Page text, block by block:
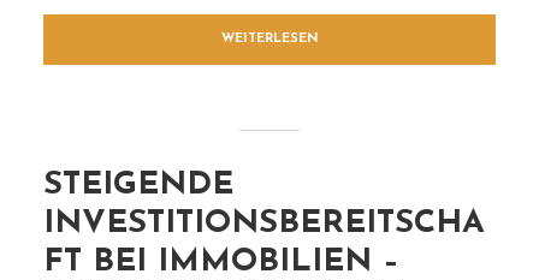
WEITERLESEN
STEIGENDE
INVESTITIONSBEREITSCHA
FT BEI IMMOBILIEN –